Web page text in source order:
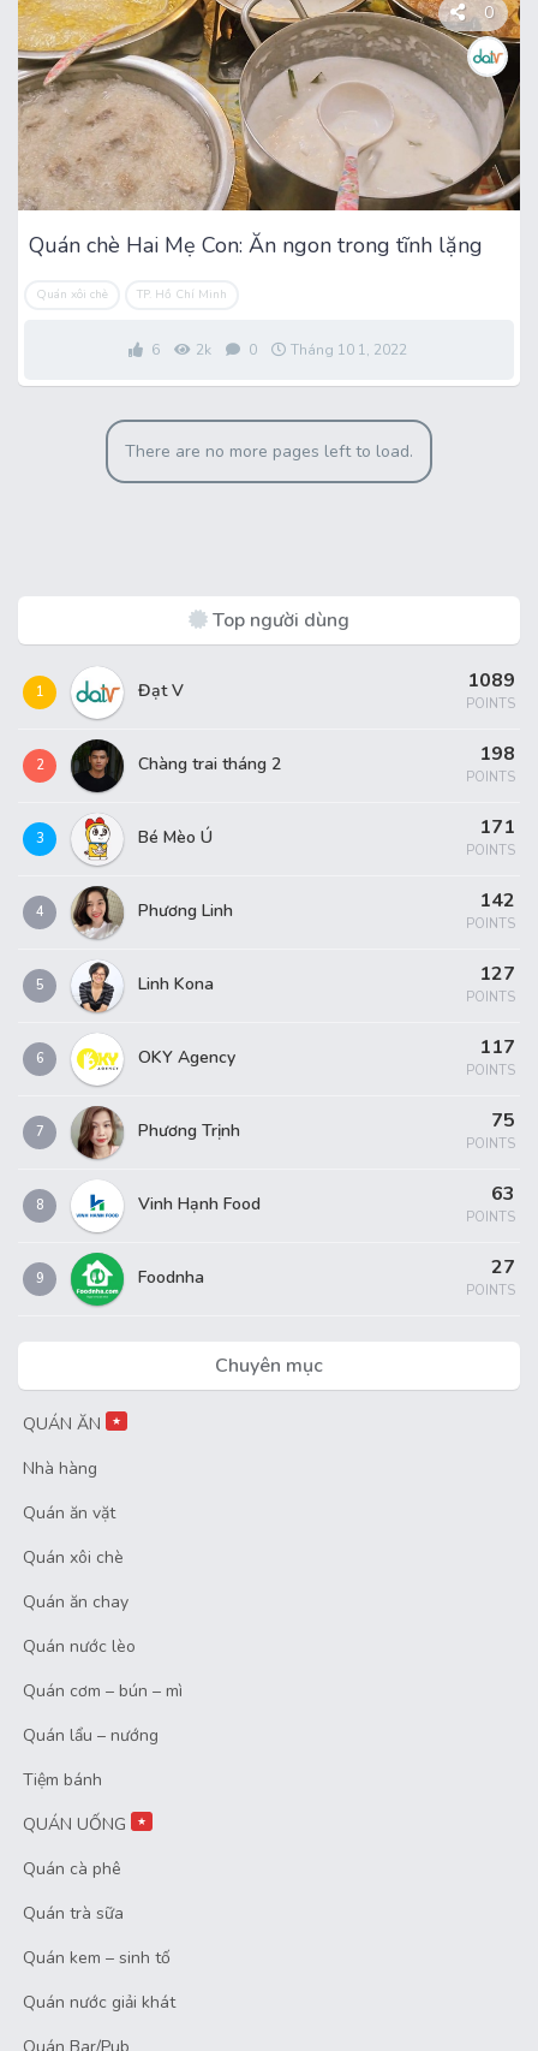
0
Quán chè Hai Mẹ Con: Ăn ngon trong tĩnh lặng
Quán xôi chè TP. Hồ Chí Minh
6 2k 0 Tháng 10 1, 2022
There are no more pages left to load.
Top người dùng
1 Đạt V 1089
POINTS
2 Chàng trai tháng 2 198
POINTS
3 Bé Mèo Ú 171
POINTS
4 Phương Linh 142
POINTS
5 Linh Kona 127
POINTS
6 OKY Agency 117
POINTS
7 Phương Trịnh 75
POINTS
8 Vinh Hạnh Food 63
POINTS
9 Foodnha 27
POINTS
Chuyên mục
QUÁN ĂN ★
Nhà hàng
Quán ăn vặt
Quán xôi chè
Quán ăn chay
Quán nước lèo
Quán cơm – bún – mì
Quán lẩu – nướng
Tiệm bánh
QUÁN UỐNG
★
Quán cà phê
Quán trà sữa
Quán kem – sinh tố
Quán nước giải khát